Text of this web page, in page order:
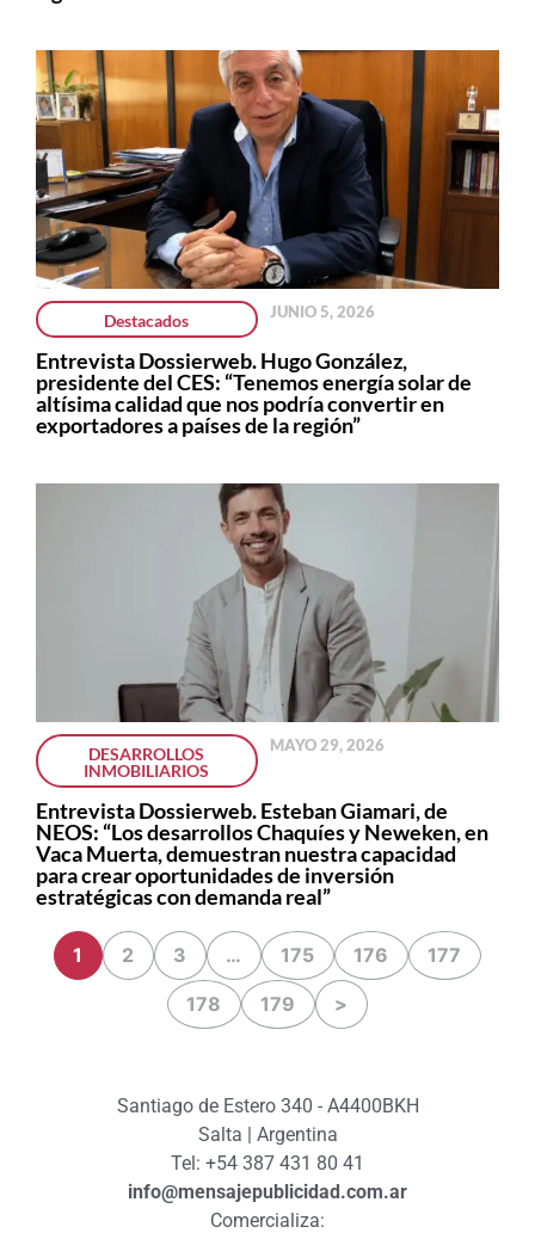
Destacados JUNIO 5, 2026
Entrevista Dossierweb. Hugo González,
presidente del CES: “Tenemos energía solar de
altísima calidad que nos podría convertir en
exportadores a países de la región”
DESARROLLOS
INMOBILIARIOS
MAYO 29, 2026
Entrevista Dossierweb. Esteban Giamari, de
NEOS: “Los desarrollos Chaquíes y Neweken, en
Vaca Muerta, demuestran nuestra capacidad
para crear oportunidades de inversión
estratégicas con demanda real”
1 2 3 … 175 176 177
178 179 >
Santiago de Estero 340 - A4400BKH
Salta | Argentina
Tel: +54 387 431 80 41
info@mensajepublicidad.com.ar
Comercializa: